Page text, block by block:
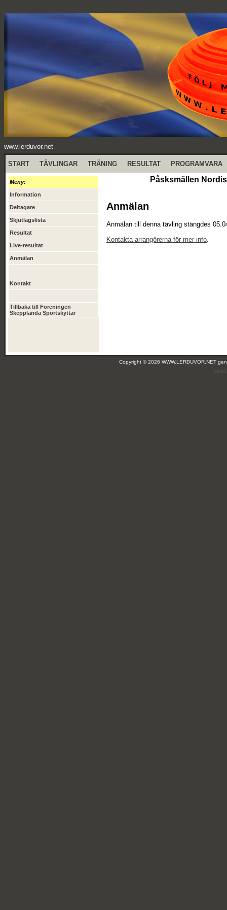
www.lerduvor.net
START TÄVLINGAR TRÄNING RESULTAT PROGRAMVARA
Meny:
Information
Deltagare
Skjutlagslista
Resultat
Live-resultat
Anmälan
Kontakt
Tillbaka till Föreningen
Skepplanda Sportskyttar
Påsksmällen
Anmälan
Anmälan till denna tävling stängdes
Kontakta arrangörerna för mer info.
Copyright © 2026 WWW.LERDUVOR.NET